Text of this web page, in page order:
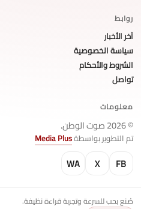
روابط
آخر الأخبار
سياسة الخصوصية
الشروط والأحكام
تواصل
معلومات
© 2026 صوت الوطن.
تم التطوير بواسطةMedia Plus
FB
X
WA
صُنع بحب للسرعة وتجربة قراءة نظيفة.